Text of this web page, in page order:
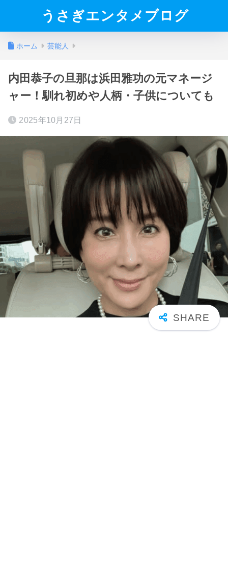
うさぎエンタメブログ
ホーム 芸能人
内田恭子の旦那は浜田雅功の元マネージ
ャー！馴れ初めや人柄・子供についても
2025年10月27日